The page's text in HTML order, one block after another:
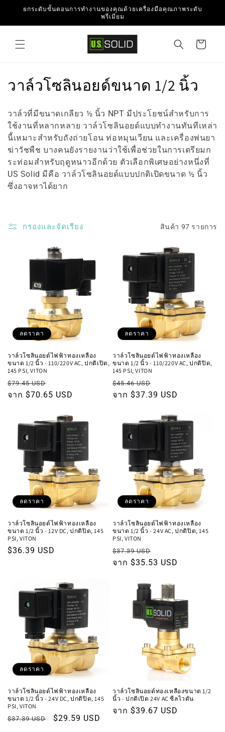
ยกระดับขั้นตอนการทำงานของคุณด้วยเครื่องมือคุณภาพระดับ
พรีเมียม
สินค้า
ค
ล
เ
ล
ก
น
วาล์วโซลินอยด์ขนาด 1/2 นิ้ว
วาล์วที่มีขนาดเกลียว ½ นิ้ว NPT มีประโยชน์สำหรับการ
ใช้งานที่หลากหลาย วาล์วโซลินอยด์แบบทำงานทันทีเหล่า
นี้เหมาะสำหรับถังถ่ายโอน ท่อหมุนเวียน และเครื่องพ่นยา
ฆ่าวัชพืช บางคนยังรายงานว่าใช้เพื่อช่วยในการเตรียมก
ระท่อมสำหรับฤดูหนาวอีกด้วย ตัวเลือกพิเศษอย่างหนึ่งที่
US Solid มีคือ วาล์วโซลินอยด์แบบปกติเปิดขนาด ½ นิ้ว
ซึ่งอาจหาได้ยาก
กรองและจัดเรียง สินค้า 97 รายการ
ลดราคา
วาล์วโซลินอยด์ไฟฟ้าทองเหลือง
ขนาด 1/2 นิ้ว - 110/220V AC, ปกติเปิด,
145 PSI, VITON
ราคา
ปกติ
$79.45 USD
โปรโมชัน
จาก $70.65 USD
ลดราคา
วาล์วโซลินอยด์ไฟฟ้าทองเหลือง
ขนาด 1/2 นิ้ว - 110/220V AC, ปกติปิด,
145 PSI, VITON
ราคา
ปกติ
$45.46 USD
โปรโมชัน
จาก $37.39 USD
ลดราคา
วาล์วโซลินอยด์ไฟฟ้าทองเหลือง
ขนาด 1/2 นิ้ว - 12V DC, ปกติปิด, 145
PSI, VITON
ราคา
$36.39 USD
ลดราคา
วาล์วโซลินอยด์ไฟฟ้าทองเหลือง
ขนาด 1/2 นิ้ว - 24V AC, ปกติปิด, 145
PSI, VITON
ราคา
ปกติ
$37.39 USD
โปรโมชัน
จาก $35.53 USD
ลดราคา
วาล์วโซลินอยด์ไฟฟ้าทองเหลือง
ขนาด 1/2 นิ้ว - 24V DC, ปกติปิด, 145
PSI, VITON
ราคา
$37.39 USD
ราคา
$29.59 USD
วาล์วโซลินอยด์ทองเหลืองขนาด 1/2
นิ้ว - ปกติเปิด 24V AC ซีลไวตัน
ราคา
จาก $39.67 USD